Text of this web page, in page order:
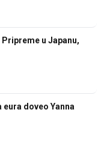
u Japanu,
doveo Yanna